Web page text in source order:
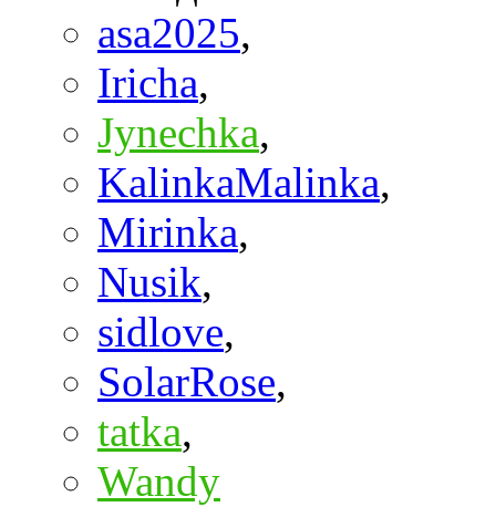
asa2025,
Iricha,
Jynechka,
KalinkaMalinka,
Mirinka,
Nusik,
sidlove,
SolarRose,
tatka,
Wandy